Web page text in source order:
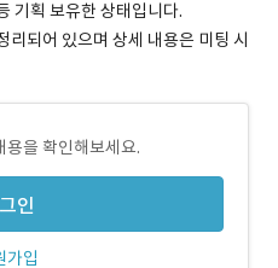
기획 보유한 상태입니다.
리되어 있으며 상세 내용은 미팅 시
용을 확인해보세요.
인
가입